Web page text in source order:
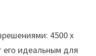
4500 x
его идеальным для